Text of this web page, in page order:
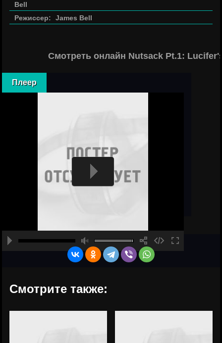
Bell
Режиссер:
James Bell
Смотреть онлайн Nutsack Pt.1:
Плеер
Смотрите также: